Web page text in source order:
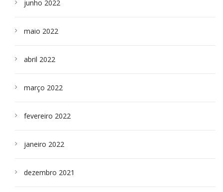
junho 2022
maio 2022
abril 2022
março 2022
fevereiro 2022
janeiro 2022
dezembro 2021